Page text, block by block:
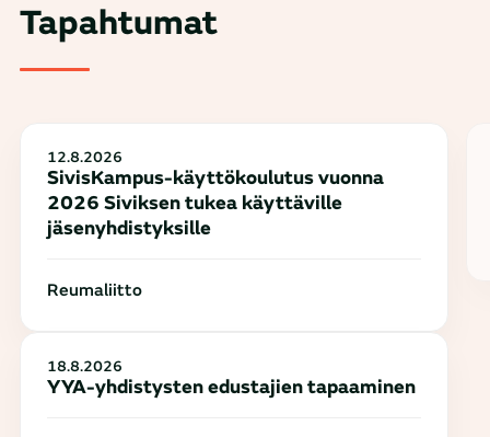
Tapahtumat
12.8.2026
SivisKampus-käyttökoulutus vuonna
2026 Siviksen tukea käyttäville
jäsenyhdistyksille
Reumaliitto
18.8.2026
YYA-yhdistysten edustajien tapaaminen